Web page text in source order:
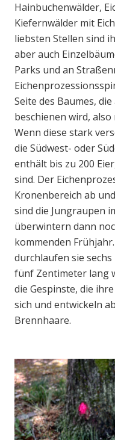
Hainbuchenwälder,
Kiefernwälder mit
liebsten Stellen sind
aber auch
Parks und an
Seite des Baumes,
beschienen wird,
Wenn diese stark
die Südwest- oder
enthält bis zu 200
sind. Der
Kronenbereich ab
sind die Jungraupen
überwintern dann
kommenden
durchlaufen sie
fünf Zentimeter lang
die Gespinste, die
sich und entwickeln
Brennhaare.